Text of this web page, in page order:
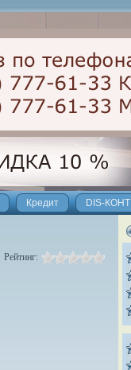
Кредит DIS-КОНТ
Рейтинг: